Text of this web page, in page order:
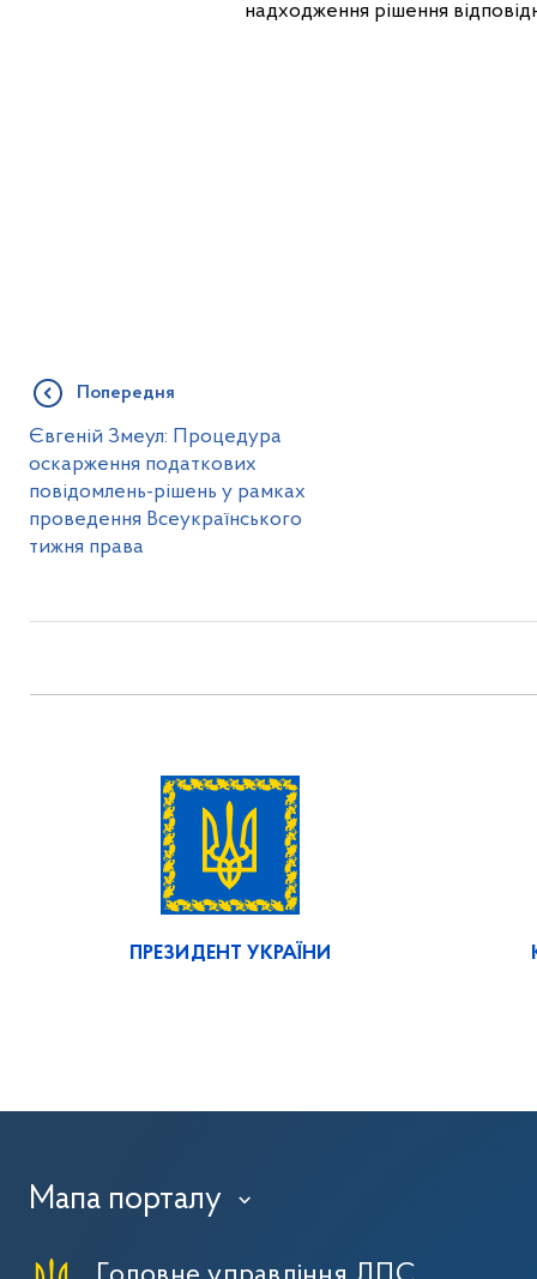
надходження рішення
Попередня
Євгеній Змеул: Процедура
оскарження податкових
повідомлень-рішень у рамках
проведення Всеукраїнського
тижня права
ПРЕЗИДЕНТ УКРАЇНИ
Мапа порталу ›